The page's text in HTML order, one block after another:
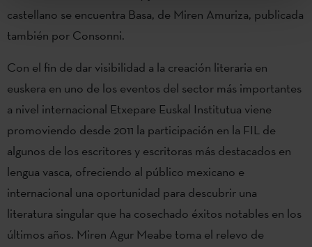
castellano se encuentra Basa, de Miren Amuriza, publicada
también por Consonni.
Con el fin de dar visibilidad a la creación literaria en
euskera en uno de los eventos del sector más importantes
a nivel internacional Etxepare Euskal Institutua viene
promoviendo desde 2011 la participación en la FIL de
algunos de los escritores y escritoras más destacados en
lengua vasca, ofreciendo al público mexicano e
internacional una oportunidad para descubrir una
literatura singular que ha cosechado éxitos notables en los
últimos años. Miren Agur Meabe toma el relevo de